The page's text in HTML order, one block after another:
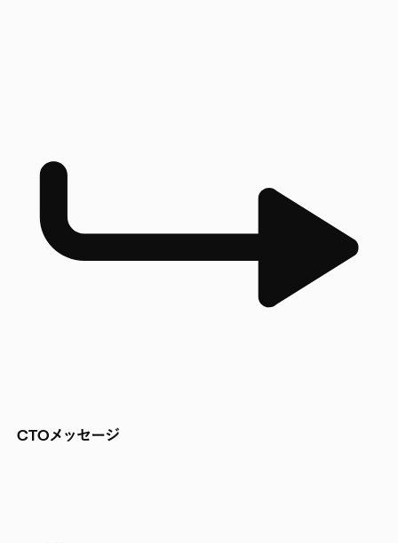
CTOメッセージ